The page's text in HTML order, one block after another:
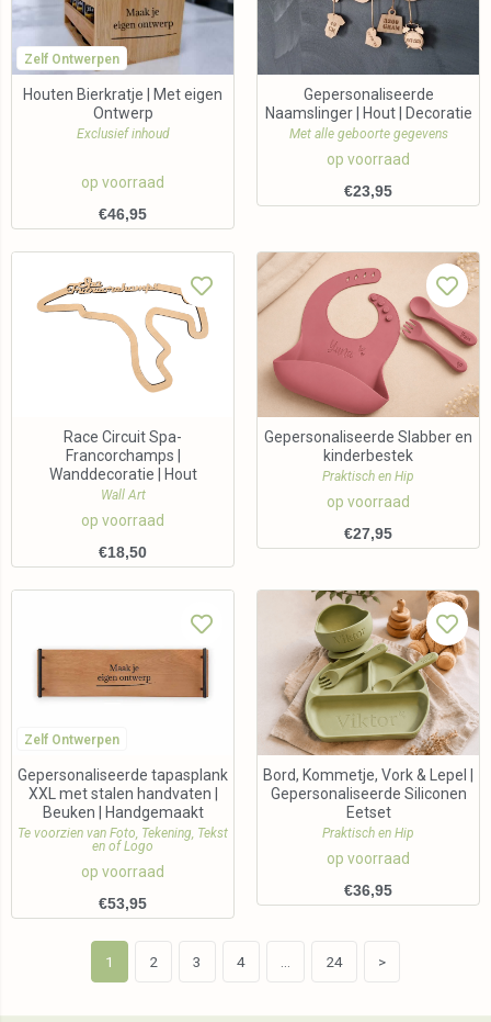
Zelf Ontwerpen
Houten Bierkratje | Met eigen
Ontwerp
Exclusief inhoud
op voorraad
€46,95
Gepersonaliseerde
Naamslinger | Hout | Decoratie
Met alle geboorte gegevens
op voorraad
€23,95
Race Circuit Spa-
Francorchamps |
Wanddecoratie | Hout
Wall Art
op voorraad
€18,50
Gepersonaliseerde Slabber en
kinderbestek
Praktisch en Hip
op voorraad
€27,95
Zelf Ontwerpen
Gepersonaliseerde tapasplank
XXL met stalen handvaten |
Beuken | Handgemaakt
Te voorzien van Foto, Tekening, Tekst
en of Logo
op voorraad
€53,95
Bord, Kommetje, Vork & Lepel |
Gepersonaliseerde Siliconen
Eetset
Praktisch en Hip
op voorraad
€36,95
1 2 3 4 24 >